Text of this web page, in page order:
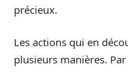
précieux.
Les actions qui en
plusieurs manières.